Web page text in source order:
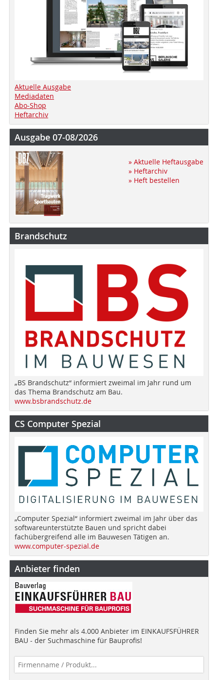
Aktuelle Ausgabe
Mediadaten
Abo-Shop
Heftarchiv
Ausgabe 07-08/2026
» Aktuelle Heftausgabe
» Heftarchiv
» Heft bestellen
Brandschutz
„BS Brandschutz“ informiert zweimal im Jahr rund um
das Thema Brandschutz am Bau.
www.bsbrandschutz.de
CS Computer Spezial
„Computer Spezial“ informiert zweimal im Jahr über das
softwareunterstützte Bauen und spricht dabei
fachübergreifend alle im Bauwesen Tätigen an.
www.computer-spezial.de
Anbieter finden
Finden Sie mehr als 4.000 Anbieter im EINKAUFSFÜHRER
BAU - der Suchmaschine für Bauprofis!